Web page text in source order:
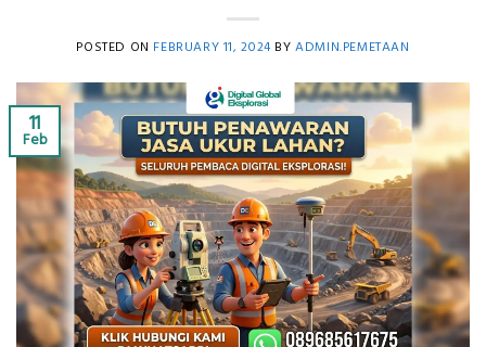
POSTED ON FEBRUARY 11, 2024BYADMIN.PEMETAAN
11
Feb